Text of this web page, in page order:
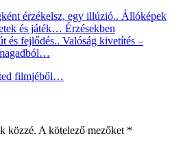
érzékelsz, egy illúzió.. Állóképek
és játék… Érzésekben
és fejlődés.. Valóság kivetítés –
filmjéből…
közzé. A kötelező mezőket *